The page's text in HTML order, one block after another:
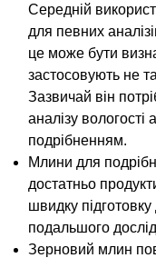
Середній
для певних
це може бути
застосовують не
Зазвичай він
аналізу
подрібненням.
Млини для
достатньо
швидку підготовку
подальшого
Зерновий млин